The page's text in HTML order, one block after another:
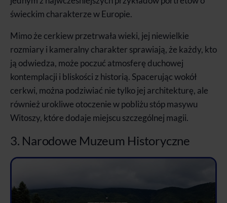
świeckim charakterze w Europie.
Mimo że cerkiew przetrwała wieki, jej niewielkie
rozmiary i kameralny charakter sprawiają, że każdy, kto
ją odwiedza, może poczuć atmosferę duchowej
kontemplacji i bliskości z historią. Spacerując wokół
cerkwi, można podziwiać nie tylko jej architekturę, ale
również urokliwe otoczenie w pobliżu stóp masywu
Witoszy, które dodaje miejscu szczególnej magii.
3. Narodowe Muzeum Historyczne